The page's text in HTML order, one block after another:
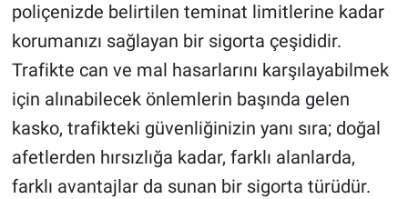
poliçenizde belirtilen teminat limitlerine kadar
korumanızı sağlayan bir sigorta çeşididir.
Trafikte can ve mal hasarlarını karşılayabilmek
için alınabilecek önlemlerin başında gelen
kasko, trafikteki güvenliğinizin yanı sıra; doğal
afetlerden hırsızlığa kadar, farklı alanlarda,
farklı avantajlar da sunan bir sigorta türüdür.